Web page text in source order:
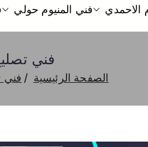
الاحمدي فني المنيوم حولي
فني
الصفحة الرئيسية فني